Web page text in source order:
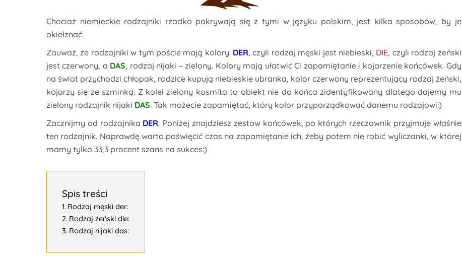
Chociaż niemieckie rodzajniki rzadko pokrywają się z tymi w języku polskim, jest kilka sposobów, by je
okiełznać.
Zauważ, że rodzajniki w tym poście mają kolory. DER, czyli rodzaj męski jest niebieski, DIE, czyli rodzaj żeński
jest czerwony, a DAS, rodzaj nijaki – zielony. Kolory mają ułatwić Ci zapamiętanie i kojarzenie końcówek. Gdy
na świat przychodzi chłopak, rodzice kupują niebieskie ubranka, kolor czerwony reprezentujący rodzaj żeński,
kojarzy się ze szminką. Z kolei zielony kosmita to obiekt nie do końca zidentyfikowany dlatego dajemy mu
zielony rodzajnik nijaki DAS. Tak możecie zapamiętać, który kolor przyporządkować danemu rodzajowi:)
Zacznijmy od rodzajnika DER. Poniżej znajdziesz zestaw końcówek, po których rzeczownik przyjmuje właśnie
ten rodzajnik. Naprawdę warto poświęcić czas na zapamiętanie ich, żeby potem nie robić wyliczanki, w której
mamy tylko 33,3 procent szans na sukces:)
Spis treści
Rodzaj męski der:
Rodzaj żeński die:
Rodzaj nijaki das: